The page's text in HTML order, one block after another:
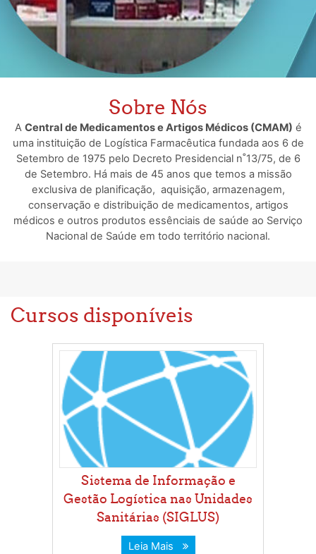
Sobre Nós
A Central de Medicamentos e Artigos Médicos (CMAM) é
uma instituição de Logística Farmacêutica fundada aos 6 de
Setembro de 1975 pelo Decreto Presidencial n˚13/75, de 6
de Setembro. Há mais de 45 anos que temos a missão
exclusiva de planificação, aquisição, armazenagem,
conservação e distribuição de medicamentos, artigos
médicos e outros produtos essênciais de saúde ao Serviço
Nacional de Saúde em todo território nacional.
Cursos disponíveis
Sistema de Informação e
Gestão Logística nas Unidades
Sanitárias (SIGLUS)
Leia Mais